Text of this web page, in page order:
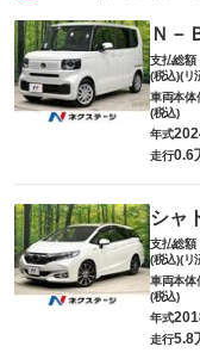
Ｎ－
支払総額
(税込)(リ
車両本体
(税込)
年式
走行0.6
シャ
支払総額
(税込)(リ
車両本体
(税込)
年式
走行5.8